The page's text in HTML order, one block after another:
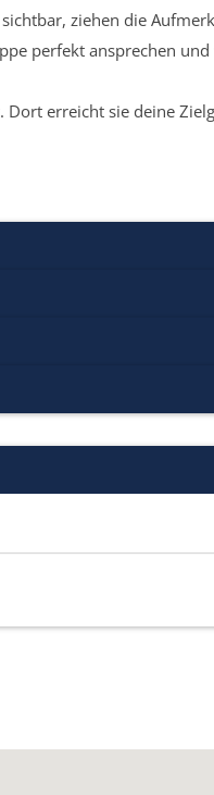
ziehen die
perfekt ansprechen
erreicht sie deine